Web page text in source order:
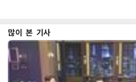
많이 본 기사